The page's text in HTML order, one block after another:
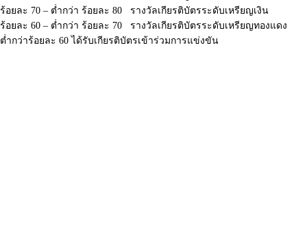
ร้อยละ 70 – ต่ำกว่า ร้อยละ 80 รางวัลเกียรติบัตรระดับเหรียญเงิน
ร้อยละ 60 – ต่ำกว่า ร้อยละ 70 รางวัลเกียรติบัตรระดับเหรียญทองแดง
ต่ำกว่าร้อยละ 60 ได้รับเกียรติบัตรเข้าร่วมการแข่งขัน